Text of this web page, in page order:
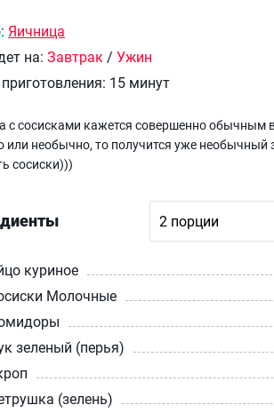
Яичница
на: Завтрак / Ужин
15 минут
с сосисками кажется совершенно обычным
или необычно, то получится уже необычный
сосиски)))
куриное
Молочные
зеленый (перья)
(зелень)